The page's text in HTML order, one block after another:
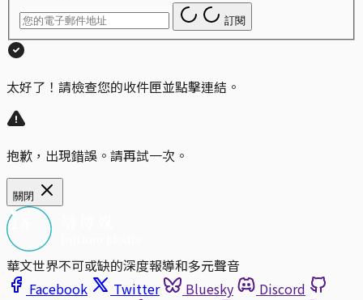
訂閱
太好了！請檢查您的收件匣並點擊連結。
抱歉，出現錯誤。請再試一次。
關閉
華文世界不可或缺的深度報導和多元聲音
Facebook
Twitter Bluesky
Discord